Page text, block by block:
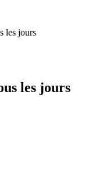
les jours
les jours